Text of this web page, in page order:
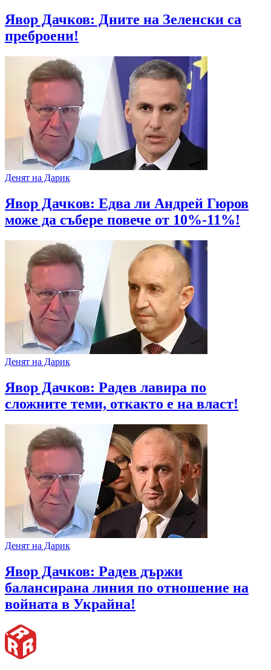
Явор Дачков: Дните на Зеленски са
преброени!
Денят на Дарик
Явор Дачков: Едва ли Андрей Гюров
може да събере повече от 10%-11%!
Денят на Дарик
Явор Дачков: Радев лавира по
сложните теми, откакто е на власт!
Денят на Дарик
Явор Дачков: Радев държи
балансирана линия по отношение на
войната в Украйна!